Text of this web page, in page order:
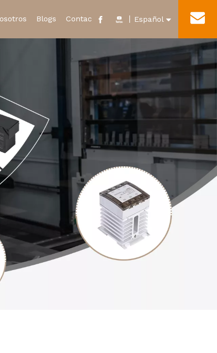
Nuevo Relevo de Energía
Microinterruptor impermeable
y Honor Tour por la fábrica
Blogs Contacto Español
English
العربية
Français
Português
Italiano
Türk dili